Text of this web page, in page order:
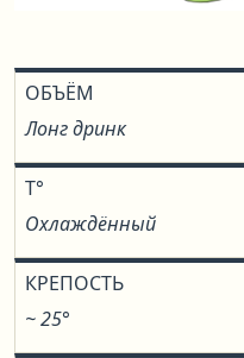
ОБЪЁМ
Лонг дринк
T°
Охлаждённый
КРЕПОСТЬ
~ 25°